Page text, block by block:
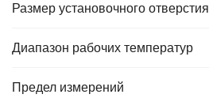
Размер установочного отверстия
Диапазон рабочих температур
Предел измерений